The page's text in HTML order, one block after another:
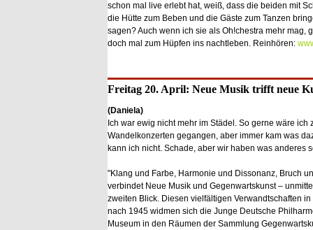
schon mal live erlebt hat, weiß, dass die beiden mit
die Hütte zum Beben und die Gäste zum Tanzen
sagen? Auch wenn ich sie als Oh!chestra mehr mag,
doch mal zum Hüpfen ins nachtleben. Reinhören:
Freitag 20. April: Neue Musik trifft neue
(Daniela)
Ich war ewig nicht mehr im Städel. So gerne wäre ich
Wandelkonzerten gegangen, aber immer kam was
kann ich nicht. Schade, aber wir haben was anderes
"Klang und Farbe, Harmonie und Dissonanz, Bruch
verbindet Neue Musik und Gegenwartskunst –
zweiten Blick. Diesen vielfältigen Verwandtschaften
nach 1945 widmen sich die Junge Deutsche
Museum in den Räumen der Sammlung